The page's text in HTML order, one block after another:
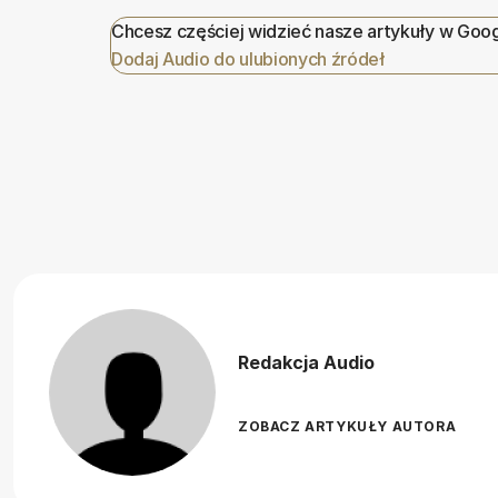
Chcesz częściej widzieć nasze artykuły w
Dodaj Audio do ulubionych źródeł
Redakcja Audio
ZOBACZ ARTYKUŁY AUTORA